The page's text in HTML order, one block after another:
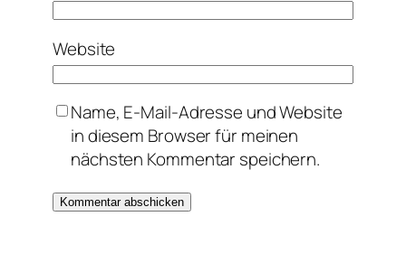
Website
Name, E-Mail-Adresse und Website
in diesem Browser für meinen
nächsten Kommentar speichern.